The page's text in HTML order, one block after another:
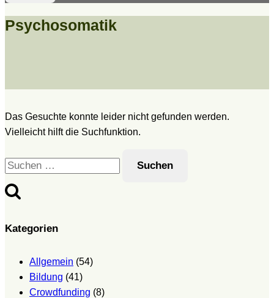
Psychosomatik
Das Gesuchte konnte leider nicht gefunden werden.
Vielleicht hilft die Suchfunktion.
Suchen
nach:
Kategorien
Allgemein (54)
Bildung (41)
Crowdfunding (8)